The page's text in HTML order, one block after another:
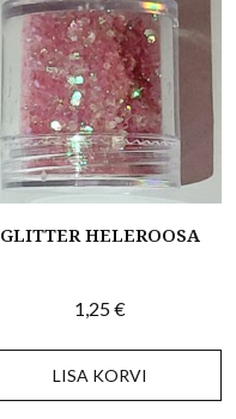
GLITTER HELEROOSA
1,25€
LISA KORVI